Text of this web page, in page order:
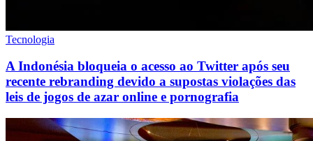
Tecnologia
A Indonésia bloqueia o acesso ao Twitter após seu
recente rebranding devido a supostas violações das
leis de jogos de azar online e pornografia